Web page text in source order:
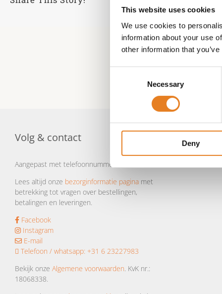
This website uses cookies
We use cookies to
information about your use
other information that
Necessary
Deny
Volg & contact
Aangepast met telefoonnummer:
Lees altijd onze bezorginformatie pagina met
betrekking tot vragen over bestellingen,
betalingen en leveringen.
Facebook
Instagram
E-mail
Telefoon / whatsapp: +31 6 23227983
Bekijk onze Algemene voorwaarden. KvK nr.:
18068338.